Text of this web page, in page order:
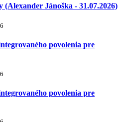
(Alexander Jánoška - 31.07.2026)
povolenia pre
povolenia pre